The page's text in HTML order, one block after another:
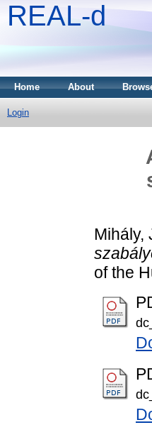
REAL-d
Home About
Login
Mihály,
of the